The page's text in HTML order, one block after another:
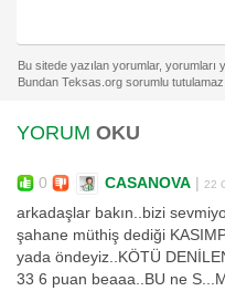
YORUM OKU
0 CASANOVA | 22
arkadaşlar bakın..bizi
şahane müthiş dediği
yada öndeyiz..KÖTÜ
33 6 puan beaaa..BU ne